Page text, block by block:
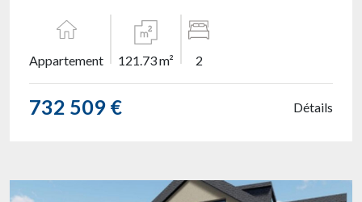
Appartement 121.73 m² 2
732 509 € Détails